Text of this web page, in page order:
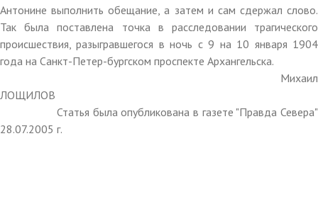
Антонине выполнить обещание, а затем и сам сдержал слово.
Так была поставлена точка в расследовании трагического
происшествия, разыгравшегося в ночь с 9 на 10 января 1904
года на Санкт-Петер-бургском проспекте Архангельска.
Михаил
ЛОЩИЛОВ
Статья была опубликована в газете "Правда Севера"
28.07.2005 г.